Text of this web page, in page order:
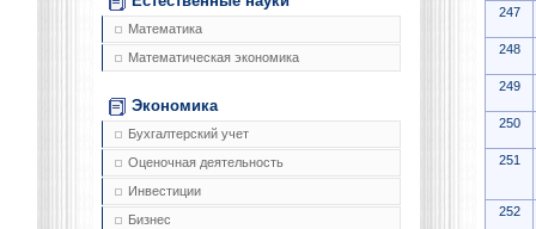
Математика
Математическая экономика
Экономика
Бухгалтерский учет
Оценочная деятельность
Инвестиции
Бизнес
247
248
249
250
251
252